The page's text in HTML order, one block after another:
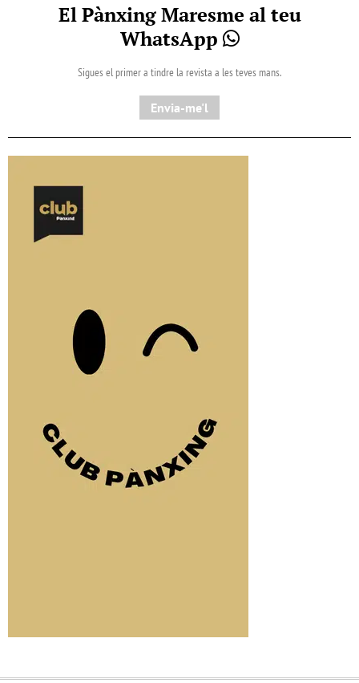
El Pànxing Maresme al teu
WhatsApp
Sigues el primer a tindre la revista a les teves mans.
Envia-me'l